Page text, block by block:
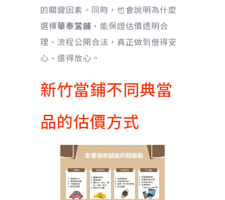
的關鍵因素。同時，也會說明為什麼
選擇華泰當鋪 ，能保證估價透明合
理、流程公開合法，真正做到借得安
心、還得放心。
新竹當鋪不同典當
品的估價方式